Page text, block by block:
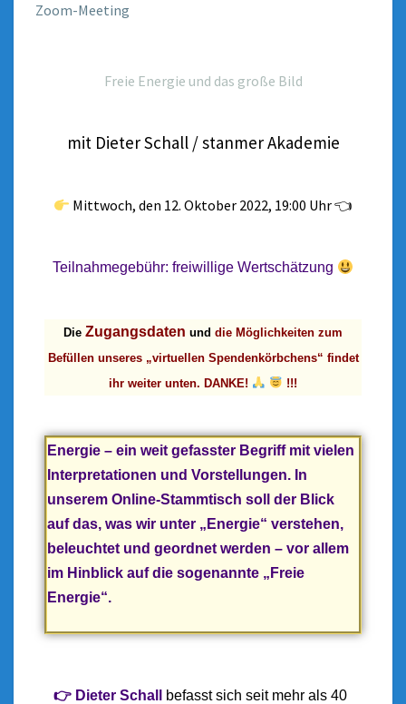
Zoom-Meeting
Freie Energie und das große Bild
mit Dieter Schall / stanmer Akademie
Mittwoch, den 12. Oktober 2022, 19:00 Uhr 👈
Teilnahmegebühr: freiwillige Wertschätzung
Die Zugangsdaten und die Möglichkeiten zum
Befüllen unseres „virtuellen Spendenkörbchens“ findet
ihr weiter unten. DANKE!
!!!
Energie – ein weit gefasster Begriff mit vielen
Interpretationen und Vorstellungen. In
unserem Online-Stammtisch soll der Blick
auf das, was wir unter „Energie“ verstehen,
beleuchtet und geordnet werden – vor allem
im Hinblick auf die sogenannte „ Freie
Energie“.
👉 Dieter Schall
befasst sich seit mehr als 40